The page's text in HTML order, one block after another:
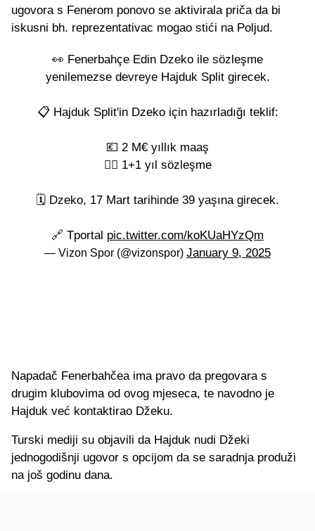
ugovora s Fenerom ponovo se aktivirala priča da bi
iskusni bh. reprezentativac mogao stići na Poljud.
👀 Fenerbahçe Edin Dzeko ile sözleşme
yenilemezse devreye Hajduk Split girecek.
📋 Hajduk Split'in Dzeko için hazırladığı teklif:
💶 2 M€ yıllık maaş
✍🏻 1+1 yıl sözleşme
🗓 Dzeko, 17 Mart tarihinde 39 yaşına girecek.
🔗 Tportal pic.twitter.com/koKUaHYzQm
— Vizon Spor (@vizonspor) January 9, 2025
Napadač Fenerbahčea ima pravo da pregovara s
drugim klubovima od ovog mjeseca, te navodno je
Hajduk već kontaktirao Džeku.
Turski mediji su objavili da Hajduk nudi Džeki
jednogodišnji ugovor s opcijom da se saradnja produži
na još godinu dana.